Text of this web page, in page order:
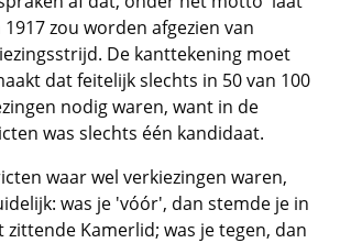
zou worden afgezien van
De kanttekening moet
dat feitelijk slechts in 50 van 100
nodig waren, want in de
was slechts één kandidaat.
waar wel verkiezingen waren,
was je 'vóór', dan stemde je in
Kamerlid; was je tegen, dan